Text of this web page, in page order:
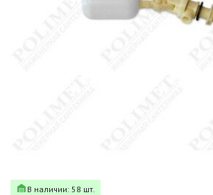
В наличии: 58 шт.